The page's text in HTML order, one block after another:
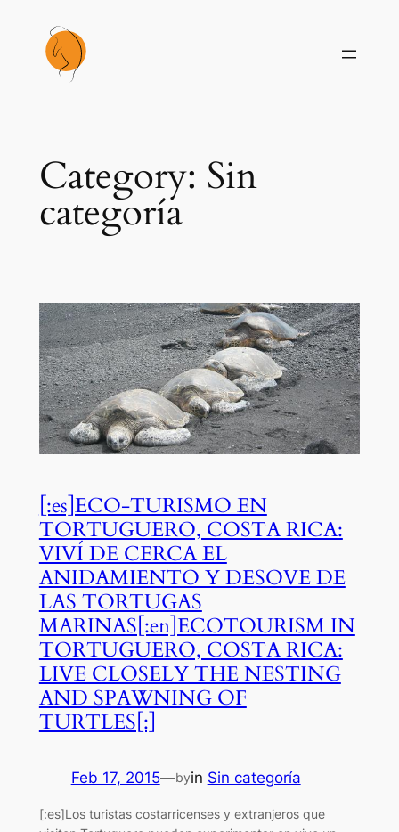
content
Category: Sin
categoría
[:es]ECO-TURISMO EN
TORTUGUERO, COSTA RICA:
VIVÍ DE CERCA EL
ANIDAMIENTO Y DESOVE DE
LAS TORTUGAS
MARINAS[:en]ECOTOURISM IN
TORTUGUERO, COSTA RICA:
LIVE CLOSELY THE NESTING
AND SPAWNING OF
TURTLES[:]
Feb 17, 2015—byin Sin categoría
[:es]Los turistas costarricenses y extranjeros que